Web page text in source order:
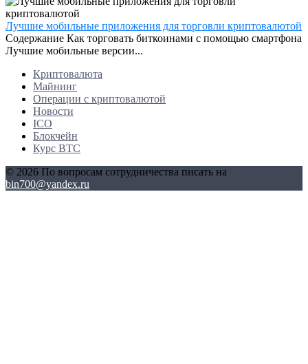
Лучшие мобильные приложения для торговли криптовалютой
Содержание Как торговать биткоинами с помощью смартфона
Лучшие мобильные версии...
Криптовалюта
Майнинг
Операции с криптовалютой
Новости
ICO
Блокчейн
Курс BTC
© 2026 По вопросам сотрудничества писать на
bin700@yandex.ru